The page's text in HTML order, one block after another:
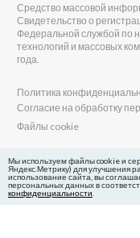
Средство массовой
Свидетельство о
Федеральной службой по
технологий и массовых
года.
Политика
Согласие на обработку
Файлы cookie
Главный редактор Сиб.фм
Бобровников Виктор
Учредитель ООО
E-mail редакции: fm@sib.fm
Мы используем файлы cookie и
Яндекс.Метрику) для улучшения
использование сайта, вы
персональных данных в
конфиденциальности